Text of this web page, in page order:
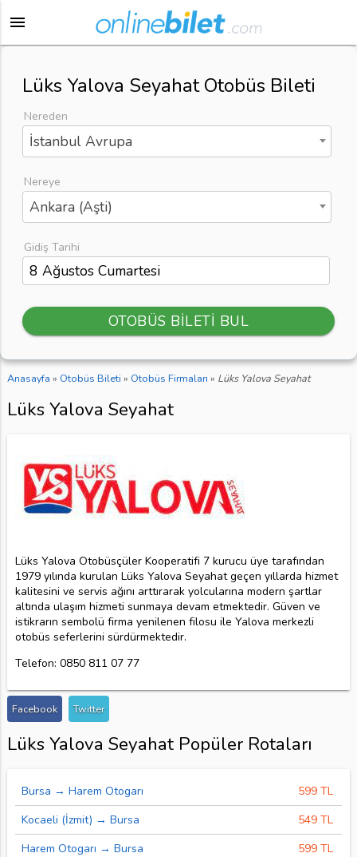
menu
Lüks Yalova Seyahat Otobüs Bileti
Nereden
İstanbul Avrupa
Nereye
Ankara (Aşti)
Gidiş Tarihi
OTOBÜS BİLETİ BUL
Anasayfa » Otobüs Bileti » Otobüs Firmaları » Lüks Yalova Seyahat
Lüks Yalova Seyahat
Lüks Yalova Otobüsçüler Kooperatifi 7 kurucu üye tarafından
1979 yılında kurulan Lüks Yalova Seyahat geçen yıllarda hizmet
kalitesini ve servis ağını arttırarak yolcularına modern şartlar
altında ulaşım hizmeti sunmaya devam etmektedir. Güven ve
istikrarın sembolü firma yenilenen filosu ile Yalova merkezli
otobüs seferlerini sürdürmektedir.
Telefon: 0850 811 07 77
Facebook Twitter
Lüks Yalova Seyahat Popüler Rotaları
Bursa → Harem Otogarı
599 TL
Kocaeli (İzmit) → Bursa
549 TL
Harem Otogarı → Bursa
599 TL